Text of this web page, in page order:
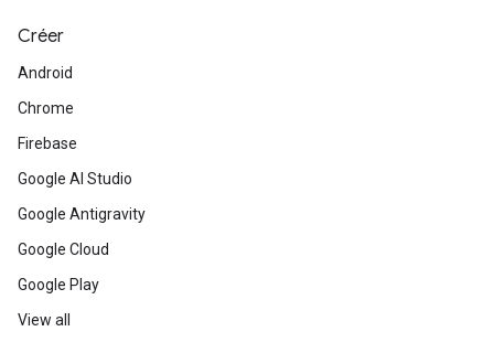
Créer
Android
Chrome
Firebase
Google AI Studio
Google Antigravity
Google Cloud
Google Play
View all